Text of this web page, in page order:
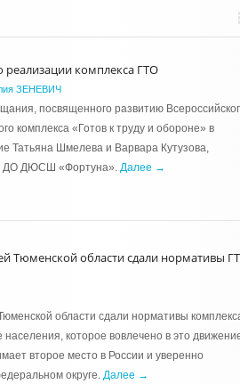
реализации комплекса ГТО
ЗЕНЕВИЧ
посвященного развитию
комплекса «Готов к труду и обороне» в
Татьяна Шмелева и Варвара Кутузова,
ДО ДЮСШ «Фортуна». Далее →
Тюменской области сдали нормативы
области сдали нормативы
населения, которое вовлечено в это
второе место в России и уверенно
округе. Далее →